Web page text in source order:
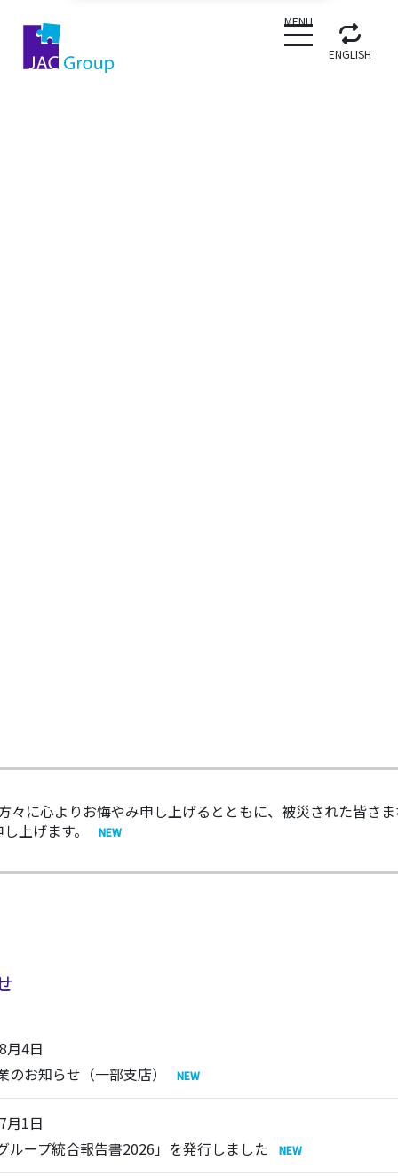
MENU
ENGLISH
に心よりお悔やみ申し上げるとともに、被災された皆さ
上げます。
月4日
のお知らせ（一部支店）
月1日
ループ統合報告書2026」を発行しました